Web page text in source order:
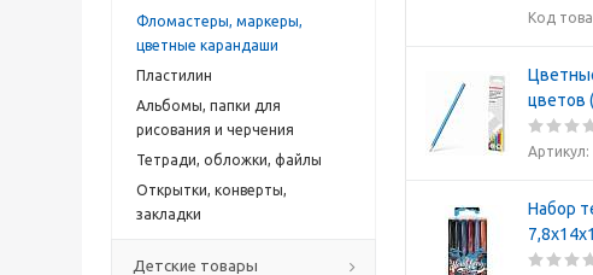
Фломастеры, маркеры,
цветные карандаши
Пластилин
Альбомы, папки для
рисования и черчения
Тетради, обложки, файлы
Открытки, конверты,
закладки
Детские товары
Код
цветов
Артикул:
Набор